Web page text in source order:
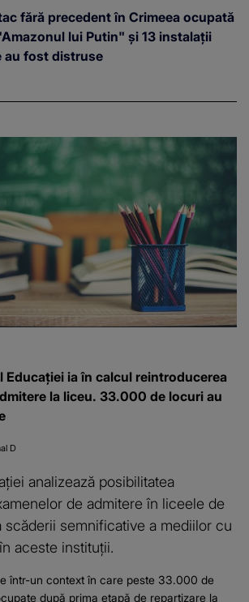
fără precedent în Crimeea ocupată
lui Putin" și 13 instalații
au fost distruse
Educației ia în calcul reintroducerea
la liceu. 33.000 de locuri au
D
analizează posibilitatea
de admitere în liceele de
scăderii semnificative a mediilor cu
aceste instituții.
într-un context în care peste 33.000 de
după prima etapă de repartizare la